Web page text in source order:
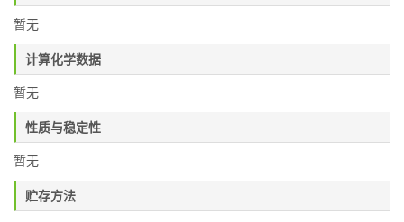
暂无
计算化学数据
暂无
性质与稳定性
暂无
贮存方法